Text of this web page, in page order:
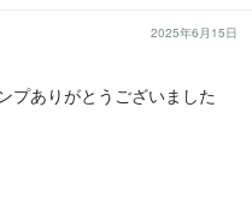
2025年6月15日
プありがとうございました